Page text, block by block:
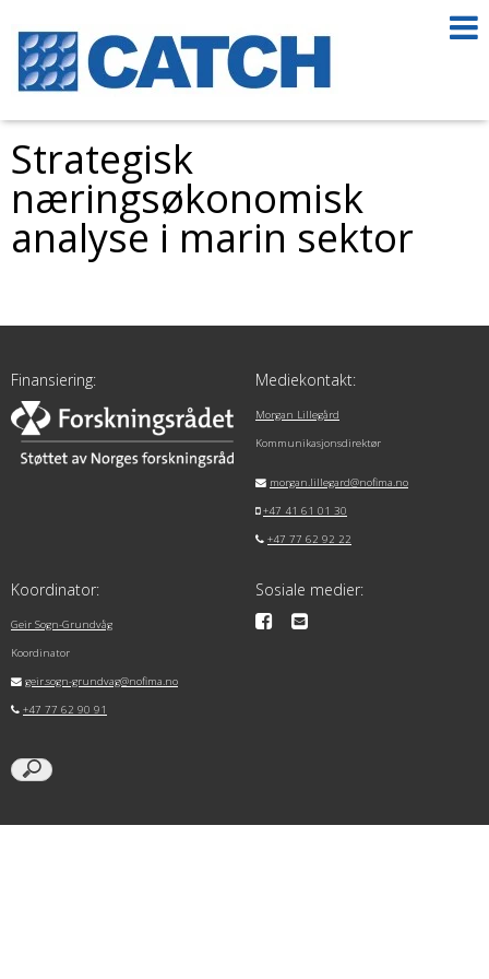
Strategisk
næringsøkonomisk
analyse i marin sektor
Finansiering: Mediekontakt:
Morgan Lillegård
Kommunikasjonsdirektør
morgan.lillegard@nofima.no
+47 41 61 01 30
+47 77 62 92 22
Koordinator:
Geir Sogn-Grundvåg
Koordinator
geir.sogn-grundvag@nofima.no
+47 77 62 90 91
Sosiale medier: